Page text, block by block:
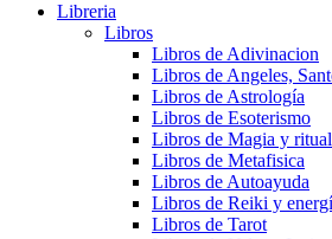
Libreria
Libros
Libros de Adivinacion
Libros de Angeles,
Libros de Astrología
Libros de Esoterismo
Libros de Magia y
Libros de Metafisica
Libros de Autoayuda
Libros de Reiki y
Libros de Tarot